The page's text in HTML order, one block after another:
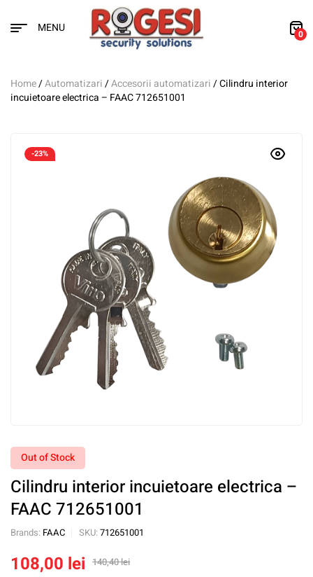
MENU 0
Home/Automatizari/Accesorii automatizari/ Cilindru interior
incuietoare electrica – FAAC 712651001
-23%
Out of Stock
Cilindru interior incuietoare electrica –
FAAC 712651001
Brands: FAAC SKU: 712651001
140,40lei
108,00 lei